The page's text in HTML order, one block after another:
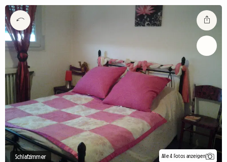
Schlafzimmer Alle 4 Fotos anzeigen